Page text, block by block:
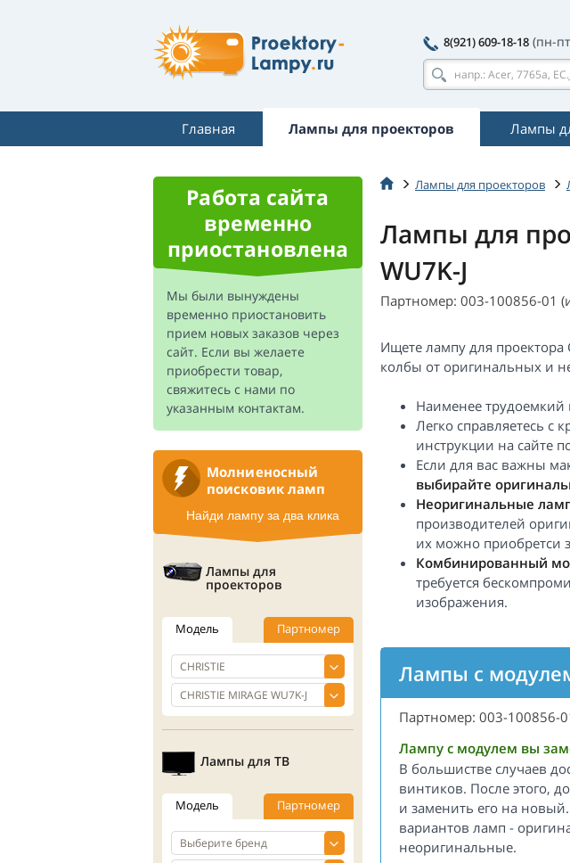
8(921) 609-18-18 (пн-
Главная Лампы для проекторов Лампы
Лампы для проекторов
Лампы для
WU7K-J
Партномер: 003-100856-01
Ищете лампу для проектора
колбы от оригинальных и
Наименее трудоемкий
Легко справляетесь с
инструкции на сайте
Если для вас важны
выбирайте
Неоригинальные
производителей
их можно приобретси
Комбинированный
требуется
изображения.
Лампы с
Партномер: 003-100856-
Лампу с модулем вы
В большистве случаев
винтиков. После этого,
и заменить его на
вариантов ламп -
неоригинальные.
Работа сайта
временно
приостановлена
Мы были вынуждены
временно приостановить
прием новых заказов через
сайт. Если вы желаете
приобрести товар,
свяжитесь с нами по
указанным контактам.
Молниеносный
поисковик ламп
Найди лампу за два клика
Лампы для
проекторов
Модель Партномер
Лампы для ТВ
Модель Партномер